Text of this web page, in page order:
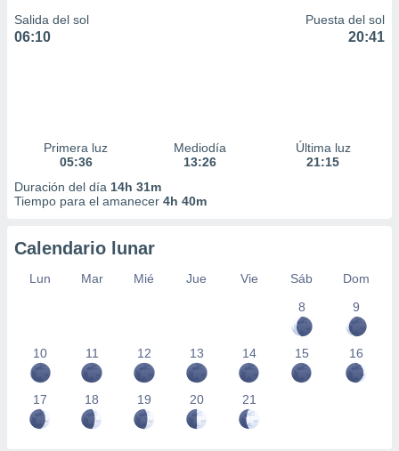
Salida del sol
06:10
Puesta del sol
20:41
Primera luz
05:36
Mediodía
13:26
Última luz
21:15
Duración del día 14h 31m
Tiempo para el amanecer 4h 40m
Calendario lunar
Lun Mar Mié Jue Vie Sáb
Dom
8
9
10 11 12 13 14 15 16
17 18 19 20 21